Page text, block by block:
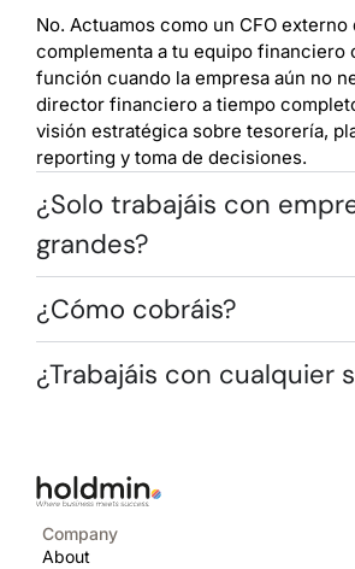
No. Actuamos como un CFO externo
complementa a tu equipo financiero
función cuando la empresa aún no
director financiero a tiempo
visión estratégica sobre tesorería,
reporting y toma de decisiones.
¿Solo trabajáis con
grandes?
¿Cómo cobráis?
¿Trabajáis con cualquier
Company
About